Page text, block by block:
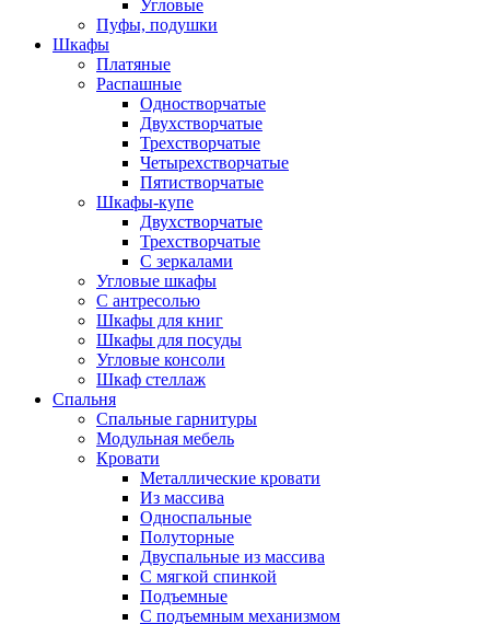
Угловые
Пуфы, подушки
Шкафы
Платяные
Распашные
Одностворчатые
Двухстворчатые
Трехстворчатые
Четырехстворчатые
Пятистворчатые
Шкафы-купе
Двухстворчатые
Трехстворчатые
С зеркалами
Угловые шкафы
С антресолью
Шкафы для книг
Шкафы для посуды
Угловые консоли
Шкаф стеллаж
Спальня
Спальные гарнитуры
Модульная мебель
Кровати
Металлические кровати
Из массива
Односпальные
Полуторные
Двуспальные из массива
С мягкой спинкой
Подъемные
С подъемным механизмом